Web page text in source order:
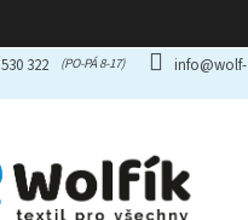
322
info@wolf-